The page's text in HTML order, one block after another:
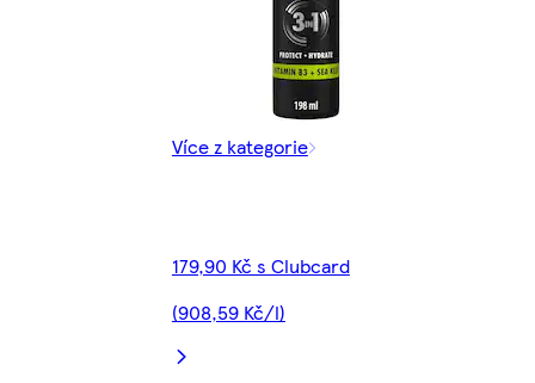
Více z kategorie
179,90 Kč s Clubcard
(908,59 Kč/l)